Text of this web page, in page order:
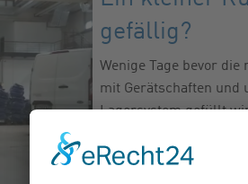
gefällig?
Wenige Tage bevor
mit Gerätschaften und
Lagersystem gefüllt